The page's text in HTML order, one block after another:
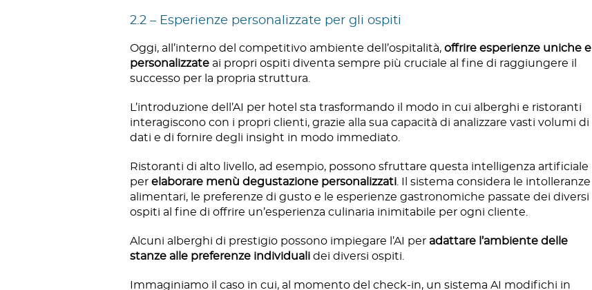
2.2 – Esperienze personalizzate per gli ospiti
Oggi, all’interno del competitivo ambiente dell’ospitalità,offrire esperienze uniche e
personalizzate ai propri ospiti diventa sempre più cruciale al fine di raggiungere il
successo per la propria struttura.
L’introduzione dell’AI per hotel sta trasformando il modo in cui alberghi e ristoranti
interagiscono con i propri clienti, grazie alla sua capacità di analizzare vasti volumi di
dati e di fornire degli insight in modo immediato.
Ristoranti di alto livello, ad esempio, possono sfruttare questa intelligenza artificiale
perelaborare menù degustazione personalizzati . Il sistema considera le intolleranze
alimentari, le preferenze di gusto e le esperienze gastronomiche passate dei diversi
ospiti al fine di offrire un’esperienza culinaria inimitabile per ogni cliente.
Alcuni alberghi di prestigio possono impiegare l’AI per adattare l’ambiente delle
stanze alle preferenze individuali dei diversi ospiti.
Immaginiamo il caso in cui, al momento del check-in, un sistema AI modifichi in